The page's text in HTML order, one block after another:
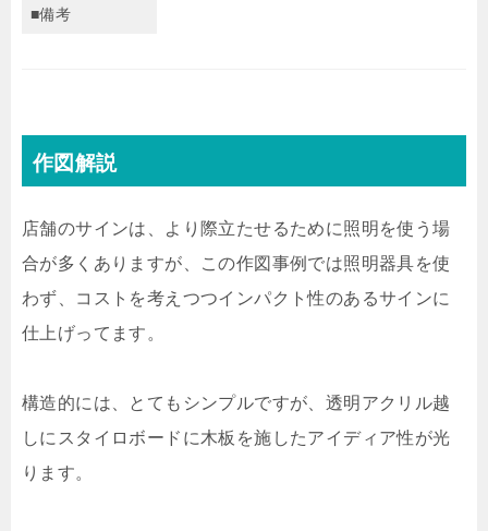
■備考
作図解説
店舗のサインは、より際立たせるために照明を使う場
合が多くありますが、この作図事例では照明器具を使
わず、コストを考えつつインパクト性のあるサインに
仕上げってます。
構造的には、とてもシンプルですが、透明アクリル越
しにスタイロボードに木板を施したアイディア性が光
ります。